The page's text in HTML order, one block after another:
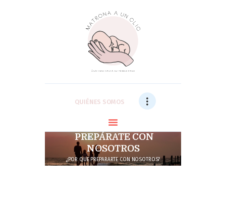
QUIÉNES SOMOS
QUIÉNES SOMOS
CONTACTOPREPÁRATE CON
NOSOTROS
¿POR QUE PREPARARTE CON NOSOTROS?